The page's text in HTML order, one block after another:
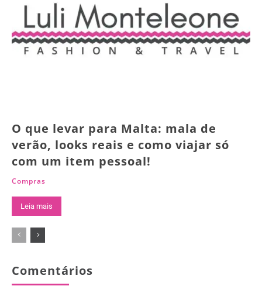
O que levar para Malta: mala de
verão, looks reais e como viajar só
com um item pessoal!
Compras
Leia mais
Comentários